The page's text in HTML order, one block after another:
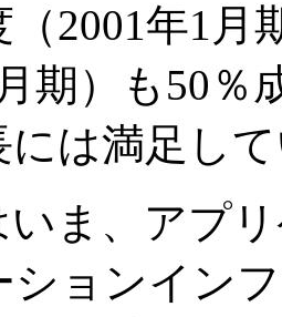
（2001年1月
月期）も50
には満足し
ま、アプ
ションイン